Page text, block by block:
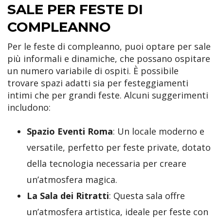
SALE PER FESTE DI
COMPLEANNO
Per le feste di compleanno, puoi optare per sale
più informali e dinamiche, che possano ospitare
un numero variabile di ospiti. È possibile
trovare spazi adatti sia per festeggiamenti
intimi che per grandi feste. Alcuni suggerimenti
includono:
Spazio Eventi Roma: Un locale moderno e
versatile, perfetto per feste private, dotato
della tecnologia necessaria per creare
un’atmosfera magica.
La Sala dei Ritratti: Questa sala offre
un’atmosfera artistica, ideale per feste con